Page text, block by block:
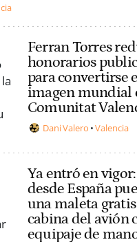
Ferran Torres
honorarios
para convertirse
imagen mundial
Comunitat
Dani Valero Valencia
Ya entró en
desde España
una maleta
cabina del avión
equipaje de